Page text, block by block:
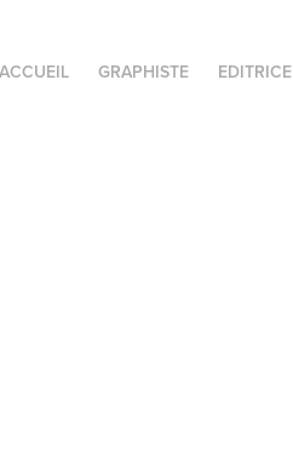
ACCUEIL GRAPHISTE EDITRICE